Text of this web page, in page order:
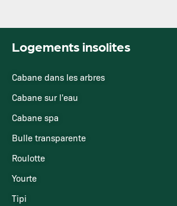
Logements insolites
Cabane dans les arbres
Cabane sur l'eau
Cabane spa
Bulle transparente
Roulotte
Yourte
Tipi